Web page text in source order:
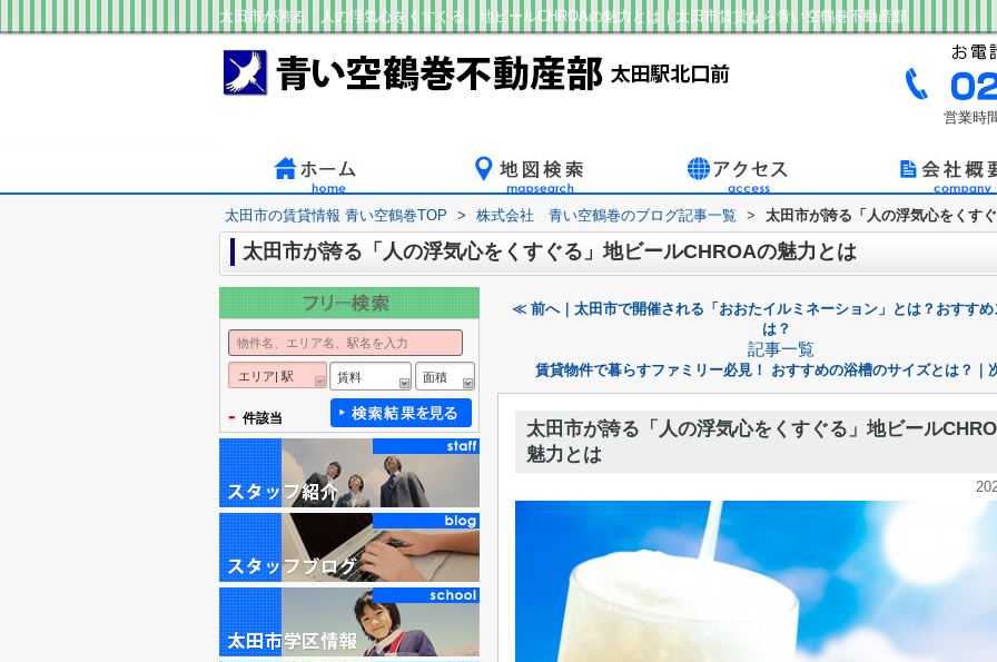
太田市が誇る「人の浮気心をくすぐる」地ビールCHROAの魅力とは｜太田市賃貸なら青い空鶴巻不動産部
営業時
太田市の賃貸情報 青い空鶴巻TOP > 株式会社 青い空鶴巻のブログ記事一覧 > 太田市が誇る「人の浮気心をくす
太田市が誇る「人の浮気心をくすぐる」地ビールCHROAの魅力とは
≪ 前へ｜太田市で開催される「おおたイルミネーション」とは？おすすめ
は？
記事一覧
賃貸物件で暮らすファミリー必見！ おすすめの浴槽のサイズとは？
太田市が誇る「人の浮気心をくすぐる」地ビール
魅力とは
エリア| 駅 賃料 面積
- 件該当